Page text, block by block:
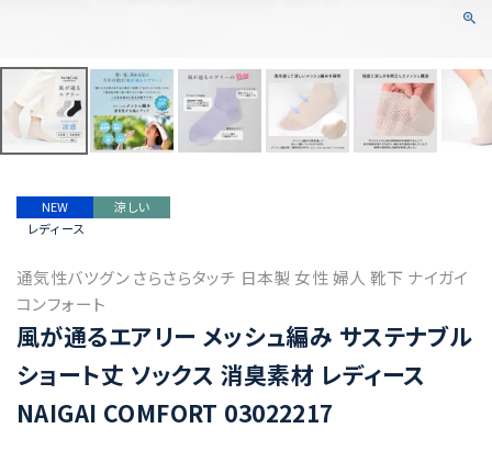
NEW
涼しい
レディース
通気性バツグン さらさらタッチ 日本製 女性 婦人 靴下 ナイガイ
コンフォート
風が通るエアリー メッシュ編み サステナブル
ショート丈 ソックス 消臭素材 レディース
NAIGAI COMFORT 03022217